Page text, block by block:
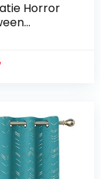
Horror